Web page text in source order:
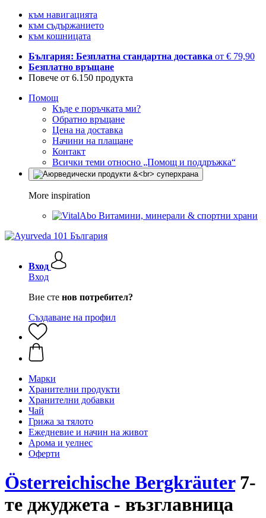
към навигацията
към съдържанието
към кошницата
България: Безплатна стандартна доставка от € 79,90
Безплатно връщане
Повече от 6.150 продукта
Помощ
Къде е поръчката ми?
Обратно връщане
Цена на доставка
Начини на плащане
Контакт
Всички теми относно „Помощ и поддръжка“
More inspiration
Витамини, минерали & спортни храни
Вход
Вход
Вие сте нов потребител?
Създаване на профил
Марки
Хранителни продукти
Хранителни добавки
Чай
Грижа за тялото
Ежедневие и начин на живот
Арома и уелнес
Оферти
Österreichische Bergkräuter7-
те джуджета - възглавница